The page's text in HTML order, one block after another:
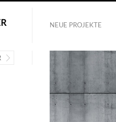
NEUE PROJEKTE